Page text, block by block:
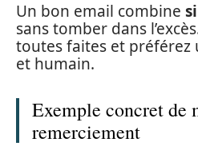
Un bon email combine
sans tomber dans
toutes faites et préférez
et humain.
Exemple concret de
remerciement